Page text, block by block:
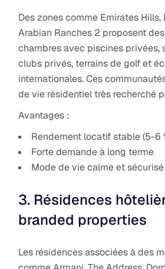
Des zones comme Emirates
Arabian Ranches 2 proposent
chambres avec piscines
clubs privés, terrains de golf et
internationales. Ces
de vie résidentiel très recherché
Avantages :
Rendement locatif stable (5-6
Forte demande à long terme
Mode de vie calme et sécurisé
3. Résidences
branded properties
Les résidences associées à des